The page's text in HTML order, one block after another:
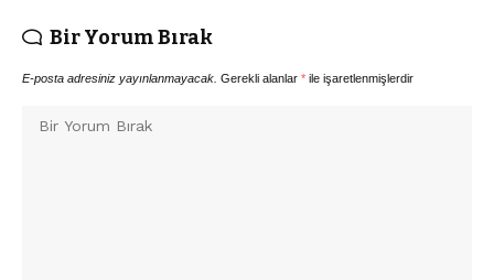
Bir Yorum Bırak
E-posta adresiniz yayınlanmayacak. Gerekli alanlar * ile işaretlenmişlerdir